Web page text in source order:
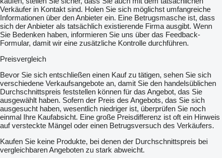
Verkäufer in Kontakt sind. Holen Sie sich möglichst umfangreiche
Informationen über den Anbieter ein. Eine Betrugsmasche ist, dass
sich der Anbieter als tatsächlich existierende Firma ausgibt. Wenn
Sie Bedenken haben, informieren Sie uns über das Feedback-
Formular, damit wir eine zusätzliche Kontrolle durchführen.
Preisvergleich
Bevor Sie sich entschließen einen Kauf zu tätigen, sehen Sie sich
verschiedene Verkaufsangebote an, damit Sie den handelsüblichen
Durchschnittspreis feststellen können für das Angebot, das Sie
ausgewählt haben. Sofern der Preis des Angebots, das Sie sich
ausgesucht haben, wesentlich niedriger ist, überprüfen Sie noch
einmal Ihre Kaufabsicht. Eine große Preisdifferenz ist oft ein Hinweis
auf versteckte Mängel oder einen Betrugsversuch des Verkäufers.
Kaufen Sie keine Produkte, bei denen der Durchschnittspreis bei
vergleichbaren Angeboten zu stark abweicht.